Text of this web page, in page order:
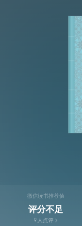
微信读书推荐值
评分不足
9 人点评